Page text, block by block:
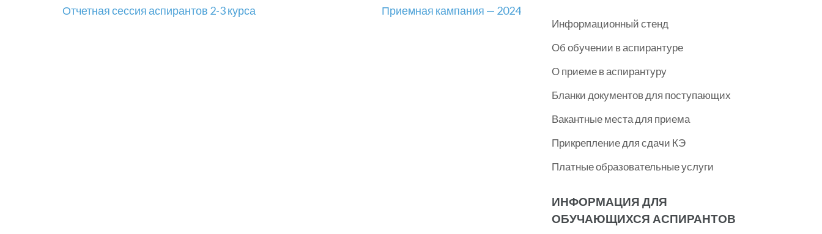
Навигация
Отчетная сессия аспирантов 2-3 курса Приемная кампания — 2024
Информационный стенд
Об обучении в аспирантуре
О приеме в аспирантуру
Бланки документов для поступающих
Вакантные места для приема
Прикрепление для сдачи КЭ
Платные образовательные услуги
ИНФОРМАЦИЯ ДЛЯ
ОБУЧАЮЩИХСЯ АСПИРАНТОВ